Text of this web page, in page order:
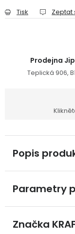
Tisk Zeptat
Prodejna
Teplická 906,
Popis
Parametry
Značka